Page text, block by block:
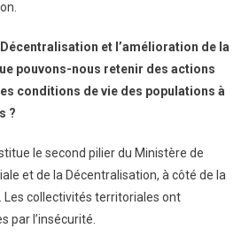
et l’amélioration de la
pouvons-nous retenir des actions
conditions de vie des populations à
?
le second pilier du Ministère de
et de la Décentralisation, à côté de la
Les collectivités territoriales ont
par l’insécurité.